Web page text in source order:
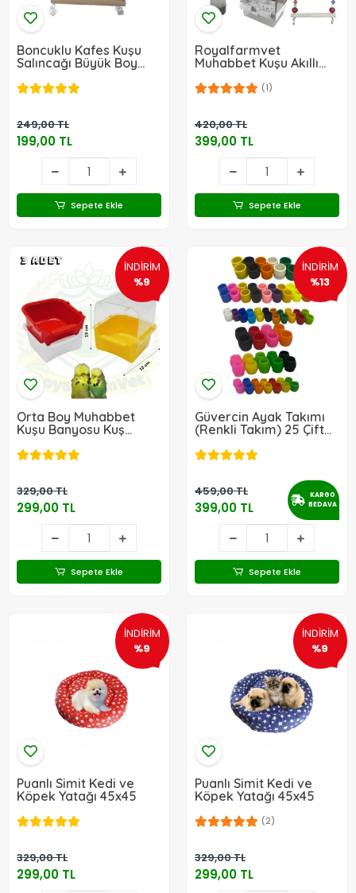
Boncuklu Kafes Kuşu
Salıncağı Büyük Boy
17x15 cm
249,00 TL
199,00 TL
Sepete Ekle
Royalfarmvet
Muhabbet Kuşu Akıllı
Parça)
(1)
420,00 TL
399,00 TL
Sepete Ekle
İNDİRİM
%9
Orta Boy Muhabbet
Kuşu Banyosu Kuş
329,00 TL
299,00 TL
Sepete Ekle
İNDİRİM
%13
Güvercin Ayak Takımı
(Renkli Takım) 25 Çift
459,00 TL
399,00 TL
KARGO
BEDAVA
Sepete Ekle
İNDİRİM
%9
Puanlı Simit Kedi ve
Köpek Yatağı 45x45
329,00 TL
299,00 TL
İNDİRİM
%9
Puanlı Simit Kedi ve
Köpek Yatağı 45x45
(2)
329,00 TL
299,00 TL